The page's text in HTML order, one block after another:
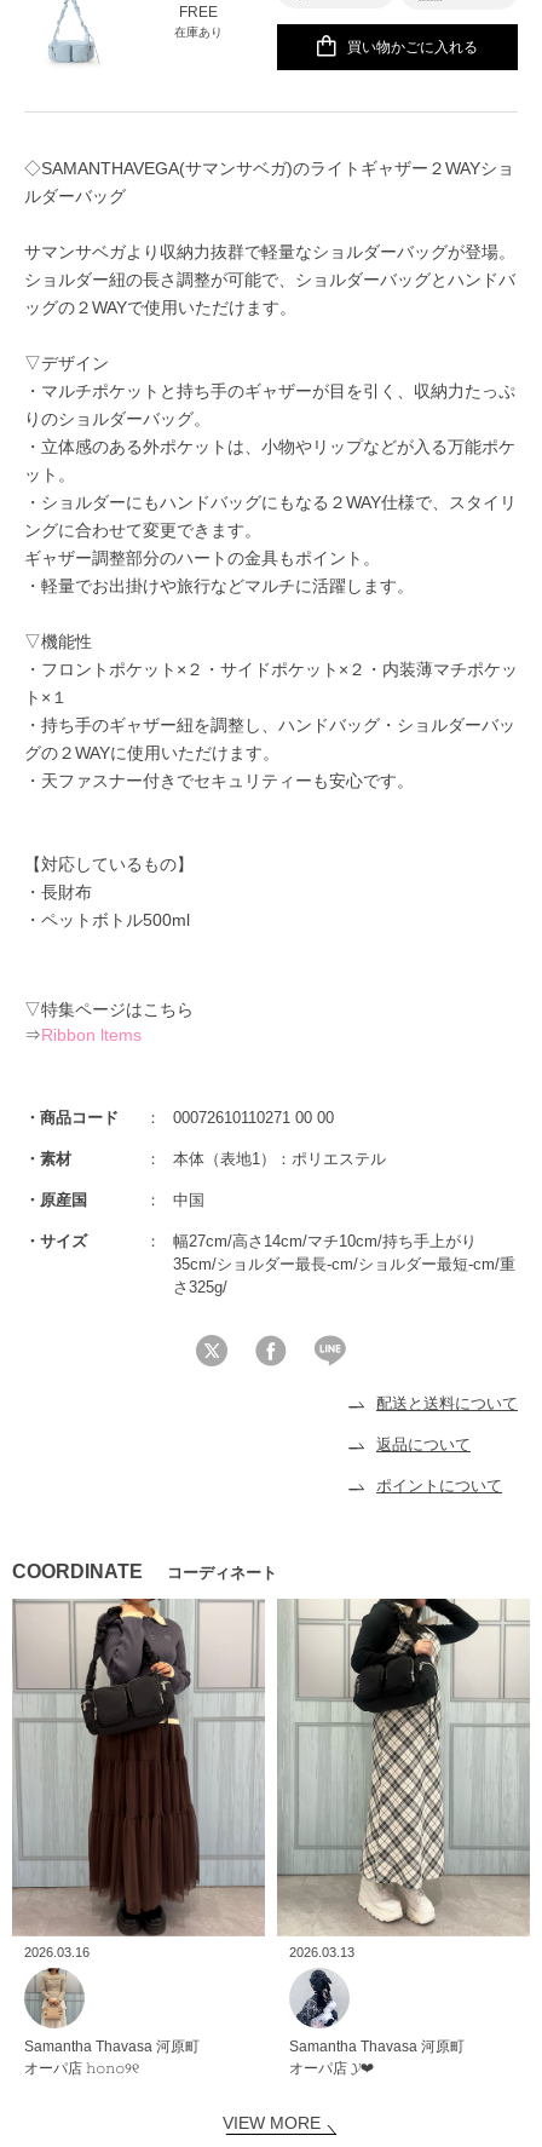
商品コード 00072610110271 00 00
素材 本体（表地1）：ポリエステル
原産国 中国
サイズ
幅27cm/高さ14cm/マチ10cm/持ち手上がり
35cm/ショルダー最長-cm/ショルダー最短-cm/重
さ325g/
FREE
在庫あり
買い物かごに入れる
配送と送料について
返品について
ポイントについて
COORDINATE コーディネート
2026.03.16
Samantha Thavasa 河原町
オーパ店 𝚑𝚘𝚗𝚘୨୧
2026.03.13
Samantha Thavasa 河原町
オーパ店 𝓨‪‪❤︎‬
VIEW MORE
◇SAMANTHAVEGA(サマンサベガ)のライトギャザー２WAYショ
ルダーバッグ
サマンサベガより収納力抜群で軽量なショルダーバッグが登場。
ショルダー紐の長さ調整が可能で、ショルダーバッグとハンドバ
ッグの２WAYで使用いただけます。
▽デザイン
・マルチポケットと持ち手のギャザーが目を引く、収納力たっぷ
りのショルダーバッグ。
・立体感のある外ポケットは、小物やリップなどが入る万能ポケ
ット。
・ショルダーにもハンドバッグにもなる２WAY仕様で、スタイリ
ングに合わせて変更できます。
ギャザー調整部分のハートの金具もポイント。
・軽量でお出掛けや旅行などマルチに活躍します。
▽機能性
・フロントポケット×２・サイドポケット×２・内装薄マチポケッ
ト×１
・持ち手のギャザー紐を調整し、ハンドバッグ・ショルダーバッ
グの２WAYに使用いただけます。
・天ファスナー付きでセキュリティーも安心です。
【対応しているもの】
・長財布
・ペットボトル500ml
▽特集ページはこちら
⇒Ribbon ltems